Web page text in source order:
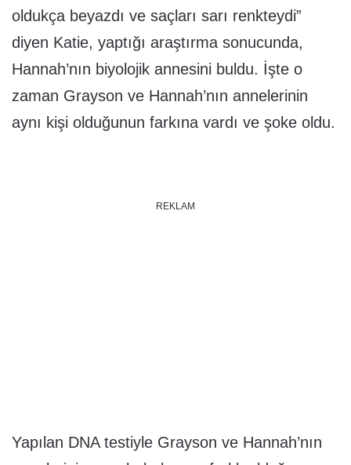
oldukça beyazdı ve saçları sarı renkteydi”
diyen Katie, yaptığı araştırma sonucunda,
Hannah’nın biyolojik annesini buldu. İşte o
zaman Grayson ve Hannah’nın annelerinin
aynı kişi olduğunun farkına vardı ve şoke oldu.
REKLAM
Yapılan DNA testiyle Grayson ve Hannah’nın